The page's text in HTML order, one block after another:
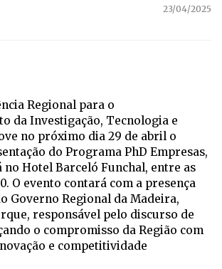
23/04/2025
Regional para o
da Investigação, Tecnologia e
no próximo dia 29 de abril o
do Programa PhD Empresas,
no Hotel Barceló Funchal, entre as
O evento contará com a presença
Governo Regional da Madeira,
responsável pelo discurso de
o compromisso da Região com
e competitividade